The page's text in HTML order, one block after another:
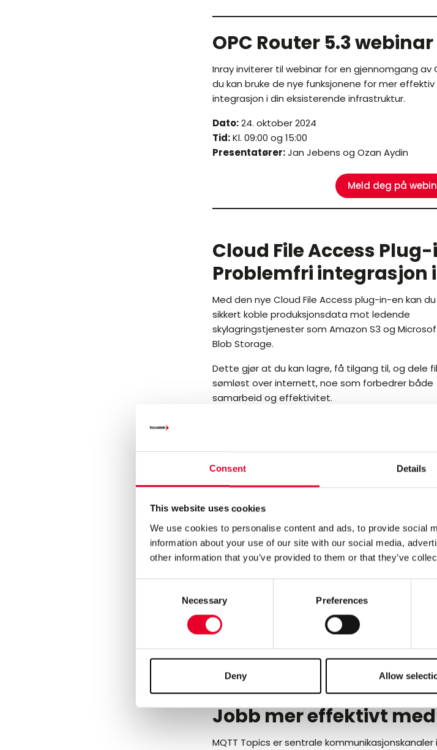
Consent Details
This website uses cookies
We use cookies to personalise content and ads, to provide social
information about your use of our site with our social media,
other information that you’ve provided to them or that they’ve
Necessary Preferences
Deny Allow
OPC Router 5.3 webinar
Inray inviterer til webinar for en gjennomgang av
du kan bruke de nye funksjonene for mer
integrasjon i din eksisterende infrastruktur.
Dato:24. oktober 2024
Tid:Kl. 09:00 og 15:00
Presentatører:Jan Jebens og Ozan Aydin
Meld deg på
Cloud File Access
Problemfri integrasjon
Med den nye Cloud File Access plug-in-en kan
sikkert koble produksjonsdata mot ledende
skylagringstjenester som Amazon S3 og
Blob Storage.
Dette gjør at du kan lagre, få tilgang til, og dele
sømløst over internett, noe som forbedrer både
samarbeid og effektivitet.
filsystemer direkte med skyen.
Håndter data i vanlige formater, som CSV, JSON,
Høye sikkerhetsstandarder:
Kryptert overføring og funksjoner for
Fleksibel lagring i skyen gjør at du ikke trenger å
MQTT Topic Browsing:
Jobb mer effektivt med
MQTT Topics er sentrale